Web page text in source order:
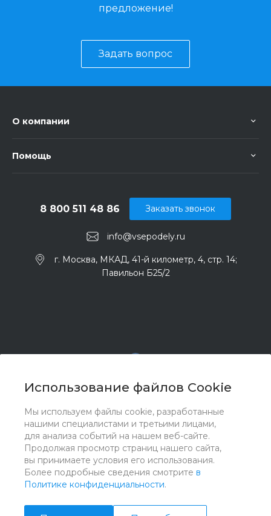
Использование файлов Cookie
Мы используем файлы cookie, разработанные
нашими специалистами и третьими лицами,
для анализа событий на нашем веб-сайте.
Продолжая просмотр страниц нашего сайта,
вы принимаете условия его использования.
Более подробные сведения смотрите в
Политике конфиденциальности.
предложение!
Задать вопрос
О компании
Помощь
info@vsepodely.ru
8 800 511 48 86
г. Москва, МКАД, 41-й километр, 4, стр. 14;
Павильон Б25/2
Заказать звонок
© 2017 - 2026 ООО "Комплектстрой 41", Все права
защищены